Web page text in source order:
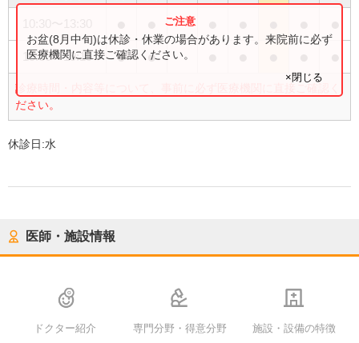
15:00〜19:15 ● ●
診療時間・内容等について、事前に必ず医療機関に直接ご確認く
ださい。
お盆(8月中旬)は休診・休業の場合があります。来院前に必ず
医療機関に直接ご確認ください。
×閉じる
休診日:水
医師・施設情報
ドクター紹介 専門分野・得意分野 施設・設備の特徴